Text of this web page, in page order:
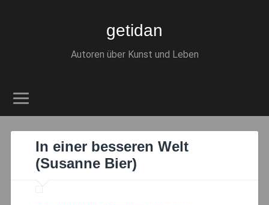
getidan
Autoren über Kunst und Leben
In einer besseren Welt
(Susanne Bier)